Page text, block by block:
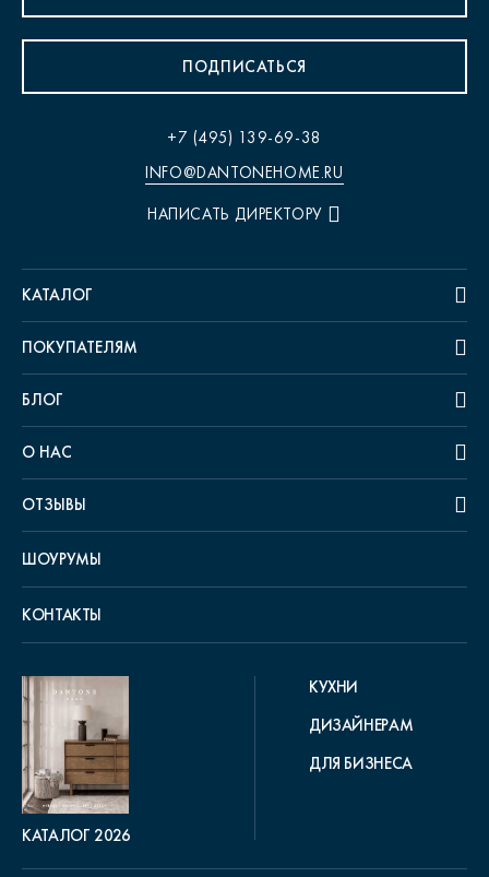
ПОДПИСАТЬСЯ
+7 (495) 139-69-38
INFO@DANTONEHOME.RU
НАПИСАТЬ ДИРЕКТОРУ
КАТАЛОГ
ПОКУПАТЕЛЯМ
БЛОГ
О НАС
ОТЗЫВЫ
ШОУРУМЫ
КОНТАКТЫ
КАТАЛОГ 2026
КУХНИ
ДИЗАЙНЕРАМ
ДЛЯ БИЗНЕСА